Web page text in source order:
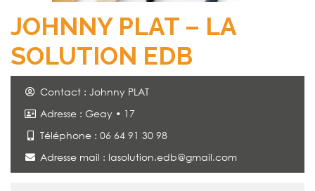
JOHNNY PLAT – LA
SOLUTION EDB
Contact : Johnny PLAT
Adresse : Geay • 17
Téléphone : 06 64 91 30 98
Adresse mail : lasolution.edb@gmail.com